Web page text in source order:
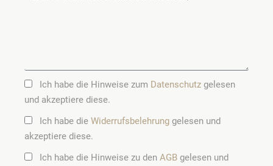
Ich habe die Hinweise zum Datenschutzgelesen
und akzeptiere diese.
Ich habe die Widerrufsbelehrunggelesen und
akzeptiere diese.
Ich habe die Hinweise zu den AGBgelesen und